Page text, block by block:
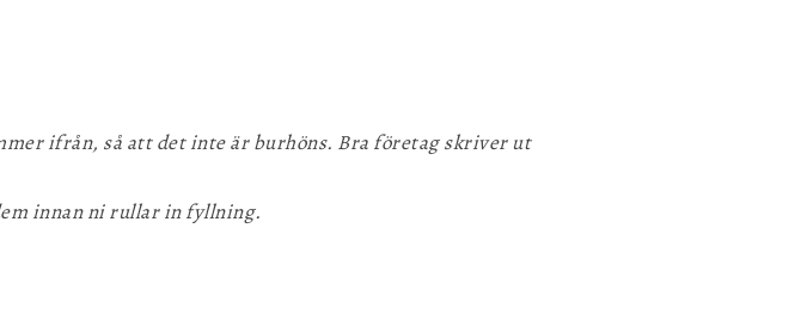
ifrån, så att det inte är burhöns. Bra företag skriver ut
innan ni rullar in fyllning.